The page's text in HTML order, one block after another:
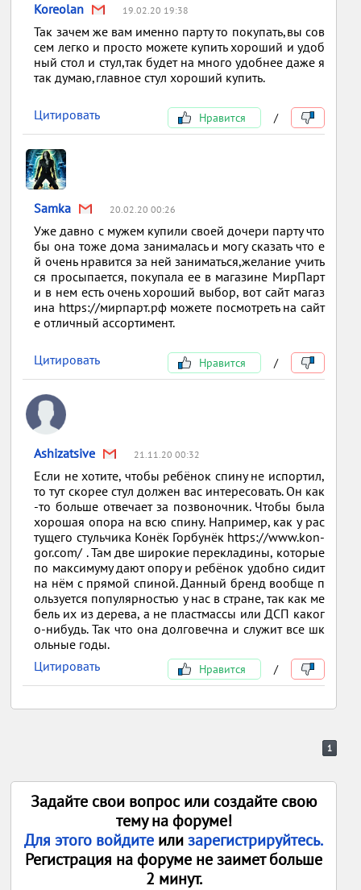
Koreolan 19.02.20 19:38
Так зачем же вам именно парту то покупать,вы сов
сем легко и просто можете купить хороший и удоб
ный стол и стул,так будет на много удобнее даже я
так думаю,главное стул хороший купить.
Цитировать Нравится /
Samka 20.02.20 00:26
Уже давно с мужем купили своей дочери парту что
бы она тоже дома занималась и могу сказать что е
й очень нравится за ней заниматься,желание учить
ся просыпается, покупала ее в магазине МирПарт
и в нем есть очень хороший выбор, вот сайт магаз
ина https://мирпарт.рф можете посмотреть на сайт
е отличный ассортимент.
Цитировать Нравится /
Ashizatsive 21.11.20 00:32
Если не хотите, чтобы ребёнок спину не испортил,
то тут скорее стул должен вас интересовать. Он как
-то больше отвечает за позвоночник. Чтобы была
хорошая опора на всю спину. Например, как у рас
тущего стульчика Конёк Горбунёк https://www.kon-
gor.com/ . Там две широкие перекладины, которые
по максимуму дают опору и ребёнок удобно сидит
на нём с прямой спиной. Данный бренд вообще п
ользуется популярностью у нас в стране, так как ме
бель их из дерева, а не пластмассы или ДСП каког
о-нибудь. Так что она долговечна и служит все шк
ольные годы.
Цитировать
Нравится /
1
Задайте свои вопрос или создайте свою
тему на форуме!
Для этого войдите илизарегистрируйтесь.
Регистрация на форуме не заимет больше
2 минут.